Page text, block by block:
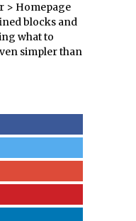
> Homepage
blocks and
what to
simpler than